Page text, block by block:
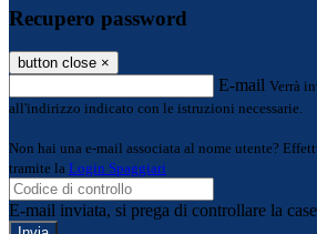
Recupero password
button close ×
E-mail Verrà
all'indirizzo indicato con le istruzioni necessarie.
Non hai una e-mail associata al nome utente?
tramite la Login Spaggiari
E-mail inviata, si prega di controllare la